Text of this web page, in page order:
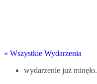
« Wszystkie Wydarzenia
wydarzenie już minęło.